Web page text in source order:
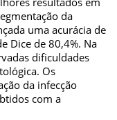
da
uma acurácia de
Dice de 80,4%. Na
dificuldades
Os
da infecção
com a